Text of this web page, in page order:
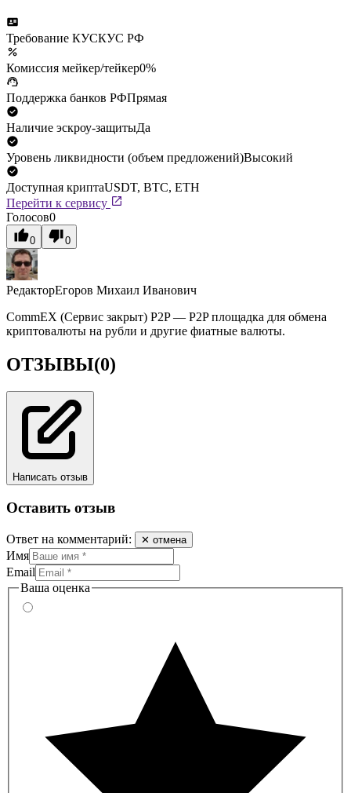
Требование КУСКУС РФ
Комиссия мейкер/тейкер0%
Поддержка банков РФПрямая
Наличие эскроу-защитыДа
Уровень ликвидности (объем предложений)Высокий
Доступная криптаUSDT, BTC, ETH
Перейти к сервису
Голосов0
0 0
РедакторЕгоров Михаил Иванович
CommEX (Сервис закрыт) P2P — P2P площадка для обмена
криптовалюты на рубли и другие фиатные валюты.
ОТЗЫВЫ(0)
Написать отзыв
Оставить отзыв
Ответ на комментарий: ✕ отмена
Имя
Email
Ваша оценка